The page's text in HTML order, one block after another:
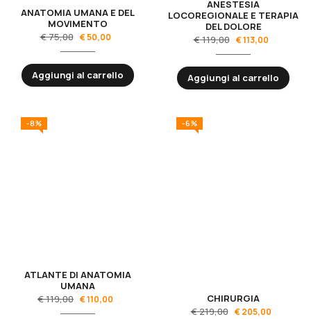
ANATOMIA UMANA E DEL
MOVIMENTO
€75,00 €50,00
Aggiungi al carrello
ANESTESIA
LOCOREGIONALE E TERAPIA
DEL DOLORE
€119,00 €113,00
Aggiungi al carrello
-8%
ATLANTE DI ANATOMIA
UMANA
€119,00 €110,00
-6%
CHIRURGIA
€219,00 €205,00